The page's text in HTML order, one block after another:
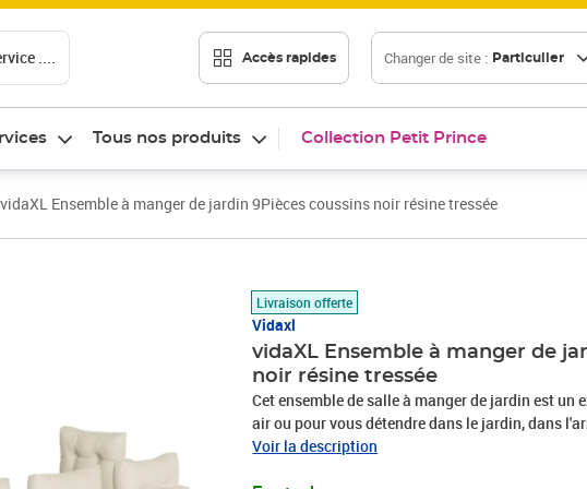
.... Accès rapides Changer de site : Particulier
Tous nos produits Collection Petit Prince
vidaXL Ensemble à manger de jardin 9Pièces coussins noir résine tressée
Livraison offerte
Vidaxl
vidaXL Ensemble à manger de
noir résine tressée
Cet ensemble de salle à manger de jardin est un
air ou pour vous détendre dans le jardin, dans
Matériau durable : la résine tressée, également
Voir la description
Prix 696,99€